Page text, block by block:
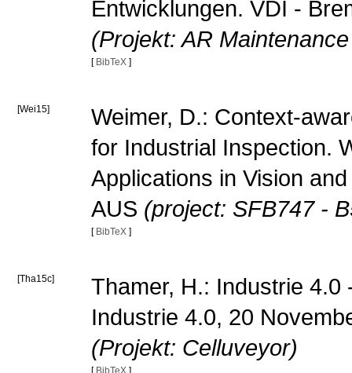
Entwicklungen. VDI -
(Projekt: AR
[ BibTeX ]
[Wei15]
Weimer, D.: Context-
for Industrial Inspection.
Applications in Vision
AUS (project: SFB747 -
[ BibTeX ]
[Tha15c]
Thamer, H.: Industrie
Industrie 4.0, 20
(Projekt: Celluveyor)
[ BibTeX ]